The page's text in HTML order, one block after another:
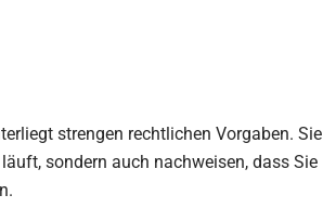
strengen rechtlichen Vorgaben. Sie
sondern auch nachweisen, dass Sie